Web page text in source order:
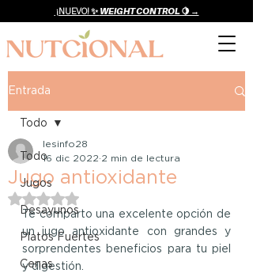
¡NUEVO! ✨ WEIGHT CONTROL 🍋 →
Entrada
Todo
Jugos
Desayunos
Platos Fuertes
Cenas
Todo
Jugo antioxidante
lesinfo28
16 dic 2022 2 min de lectura
Obtuvo NaN de 5 estrellas.
Te comparto una excelente opción de
un jugo antioxidante con grandes y
sorprendentes beneficios para tu piel
y digestión.